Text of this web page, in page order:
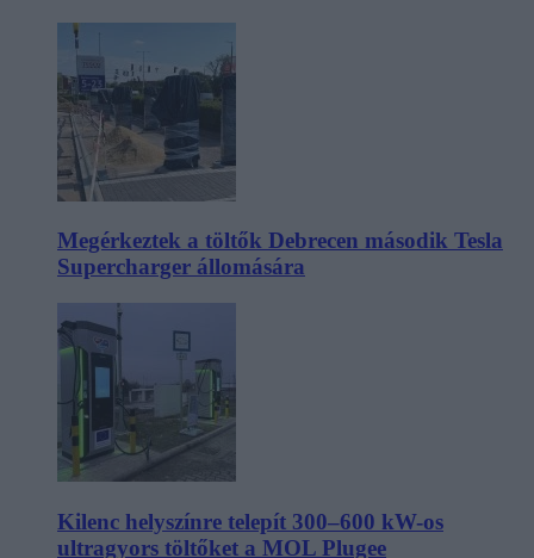
Megérkeztek a töltők Debrecen második Tesla
Supercharger állomására
Kilenc helyszínre telepít 300–600 kW-os
ultragyors töltőket a MOL Plugee